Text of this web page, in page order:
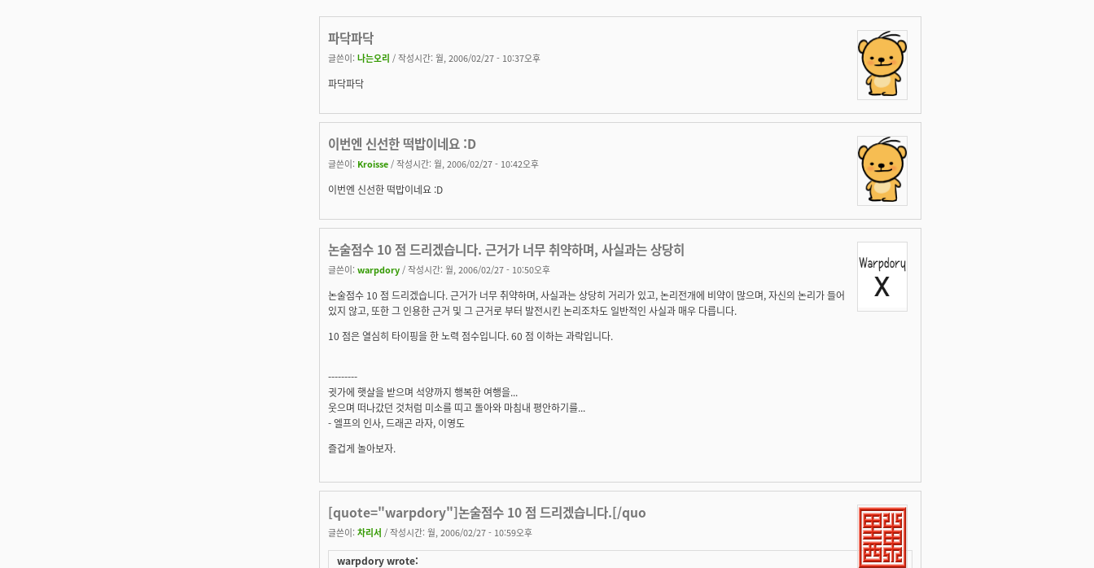
파닥파닥
글쓴이: 나는오리 / 작성시간: 월, 2006/02/27 - 10:37오후
파닥파닥
이번엔 신선한 떡밥이네요 :D
글쓴이: Kroisse / 작성시간: 월, 2006/02/27 - 10:42오후
이번엔 신선한 떡밥이네요 :D
논술점수 10 점 드리겠습니다. 근거가 너무 취약하며, 사실과는 상당히
글쓴이: warpdory / 작성시간: 월, 2006/02/27 - 10:50오후
논술점수 10 점 드리겠습니다. 근거가 너무 취약하며, 사실과는 상당히 거리가 있고, 논리전개에 비약이 많으며, 자신의 논리가 들어
있지 않고, 또한 그 인용한 근거 및 그 근거로 부터 발전시킨 논리조차도 일반적인 사실과 매우 다릅니다.
10 점은 열심히 타이핑을 한 노력 점수입니다. 60 점 이하는 과락입니다.
---------
귓가에 햇살을 받으며 석양까지 행복한 여행을...
웃으며 떠나갔던 것처럼 미소를 띠고 돌아와 마침내 평안하기를...
- 엘프의 인사, 드래곤 라자, 이영도
즐겁게 놀아보자.
[quote="warpdory"]논술점수 10 점 드리겠습니다.[/quo
글쓴이: 차리서 / 작성시간: 월, 2006/02/27 - 10:59오후
warpdory wrote: